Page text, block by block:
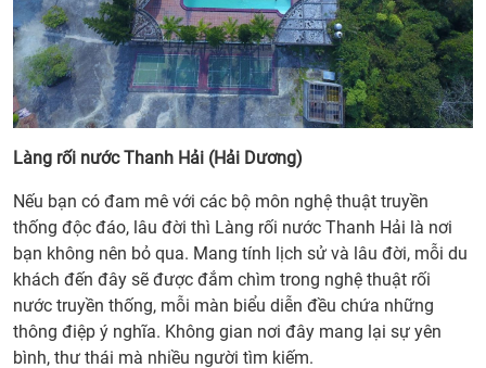
Làng rối nước Thanh Hải (Hải Dương)
Nếu bạn có đam mê với các bộ môn nghệ thuật truyền
thống độc đáo, lâu đời thì Làng rối nước Thanh Hải là nơi
bạn không nên bỏ qua. Mang tính lịch sử và lâu đời, mỗi du
khách đến đây sẽ được đắm chìm trong nghệ thuật rối
nước truyền thống, mỗi màn biểu diễn đều chứa những
thông điệp ý nghĩa. Không gian nơi đây mang lại sự yên
bình, thư thái mà nhiều người tìm kiếm.